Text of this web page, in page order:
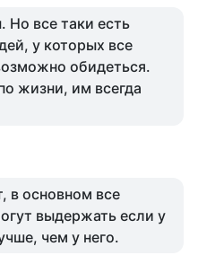
все таки есть
у которых все
обидеться.
жизни, им всегда
в основном все
выдержать если у
чем у него.